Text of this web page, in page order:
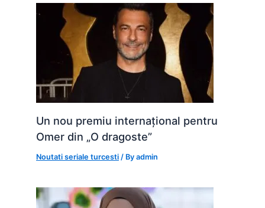
Un nou premiu internațional pentru
Omer din „O dragoste”
Noutati seriale turcesti / Byadmin